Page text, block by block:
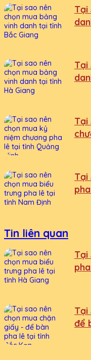
Tại
Tại
Tại
Tại
Tin liên quan
Tại
Tại
để